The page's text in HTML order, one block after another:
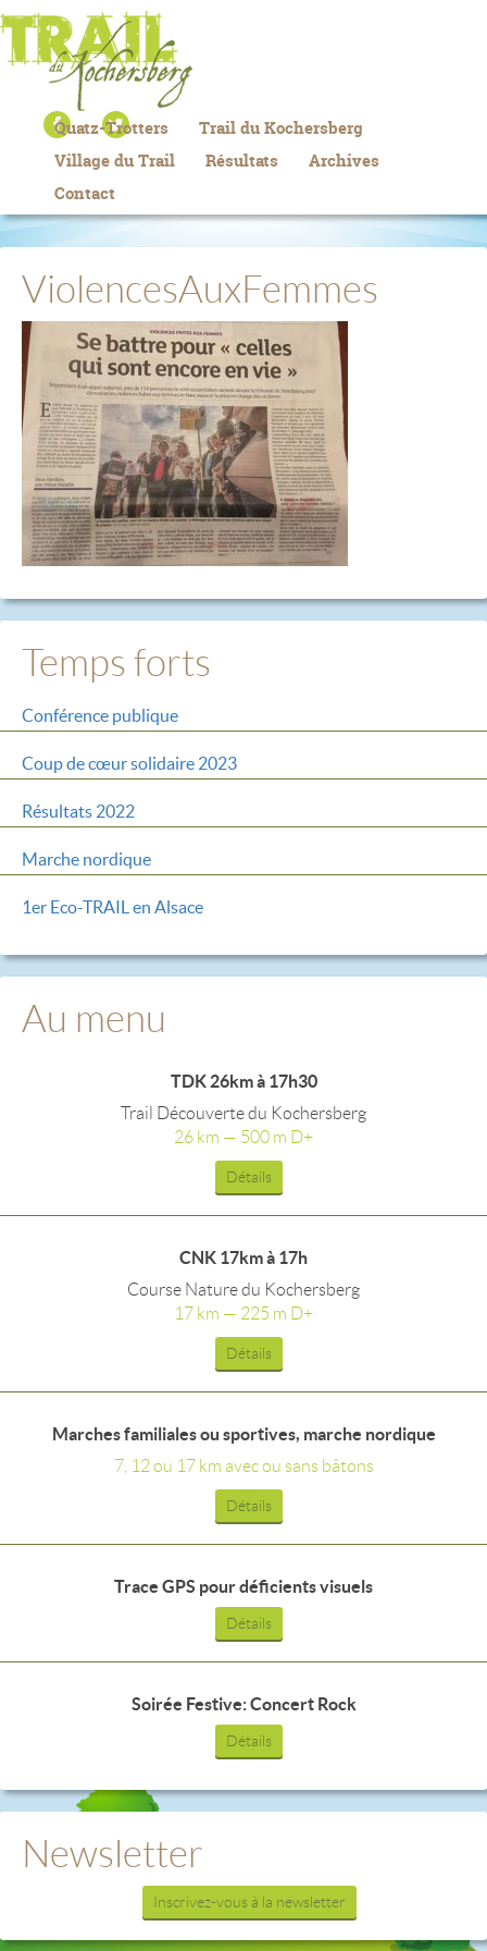
Quatz-Trotters
Trail du Kochersberg
Village du Trail
Résultats
Archives
Contact
ViolencesAuxFemmes
Temps forts
Conférence publique
Coup de cœur solidaire 2023
Résultats 2022
Marche nordique
1er Eco-TRAIL en Alsace
Au menu
TDK 26km à 17h30
Trail Découverte du Kochersberg
26 km — 500 m D+
Détails
CNK 17km à 17h
Course Nature du Kochersberg
17 km — 225 m D+
Détails
Marches familiales ou sportives, marche nordique
7, 12 ou 17 km avec ou sans bâtons
Détails
Trace GPS pour déficients visuels
Détails
Soirée Festive: Concert Rock
Détails
Newsletter
Inscrivez-vous à la newsletter